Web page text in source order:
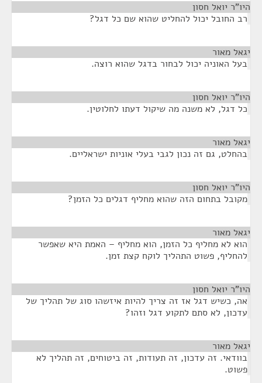
היו"ר יואל חסון
רב החובל יכול להחליט שהוא שם כל דגל?
יגאל מאור
בעל האוניה יכול לבחור בדגל שהוא רוצה.
היו"ר יואל חסון
כל דגל, לא משנה מה שיקול דעתו לחלוטין.
יגאל מאור
בהחלט, גם זה נכון לגבי בעלי אוניות ישראליים.
היו"ר יואל חסון
מקובל בתחום הזה שהוא מחליף דגלים כל הזמן?
יגאל מאור
הוא לא מחליף כל הזמן, הוא מחליף – האמת היא שאפשר
להחליף, פשוט התהליך לוקח קצת זמן.
היו"ר יואל חסון
אה, כשיש דגל אז זה צריך להיות איזשהו סוג של תהליך של
עדכון, לא סתם לתקוע דגל וזהו?
יגאל מאור
בוודאי. זה עדכון, זה תעודות, זה ביטוחים, זה תהליך לא
פשוט.